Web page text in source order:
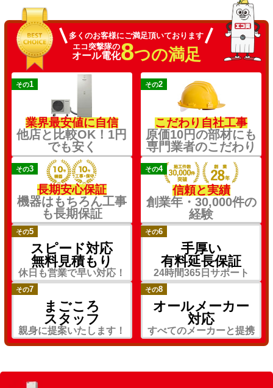
多くのお客様にご満足頂いております
エコ突撃隊の
オール電化8つの満足
その1
業界最安値に自信
他店と比較OK！1円
でも安く
その2
こだわり自社工事
原価10円の部材にも
専門業者のこだわり
その3
長期安心保証
機器はもちろん工事
も長期保証
その4
信頼と実績
創業年・30,000件の
経験
その5
スピード対応
無料見積もり
休日も営業で早い対応！
その6
手厚い
有料延長保証
24時間365日サポート
その7
まごころ
スタッフ
親身に提案いたします！
その8
オールメーカー
対応
すべてのメーカーと提携